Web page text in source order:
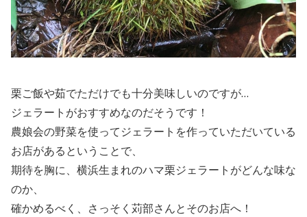
栗ご飯や茹でただけでも十分美味しいのですが…
ジェラートがおすすめなのだそうです！
農娘会の野菜を使ってジェラートを作っていただいている
お店があるということで、
期待を胸に、横浜生まれのハマ栗ジェラートがどんな味な
のか、
確かめるべく、さっそく苅部さんとそのお店へ！